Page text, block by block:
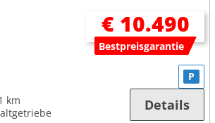
€ 10.490
Bestpreisgarantie
km
P
Details